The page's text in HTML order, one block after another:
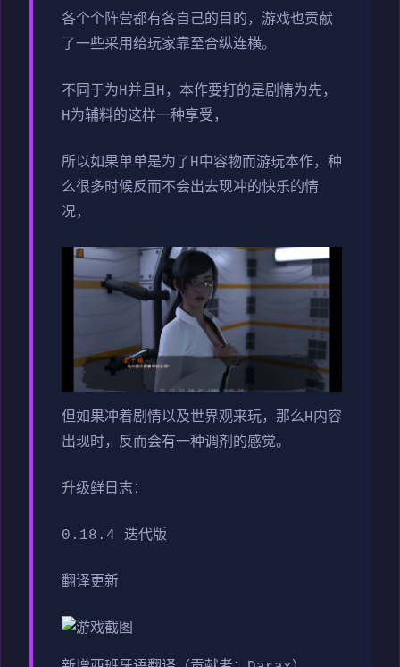
各个个阵营都有各自己的目的，游戏也贡献
了一些采用给玩家靠至合纵连横。
不同于为H并且H，本作要打的是剧情为先，
H为辅料的这样一种享受，
所以如果单单是为了H中容物而游玩本作，种
么很多时候反而不会出去现冲的快乐的情
况，
但如果冲着剧情以及世界观来玩，那么H内容
出现时，反而会有一种调剂的感觉。
升级鲜日志：
0.18.4 迭代版
翻译更新